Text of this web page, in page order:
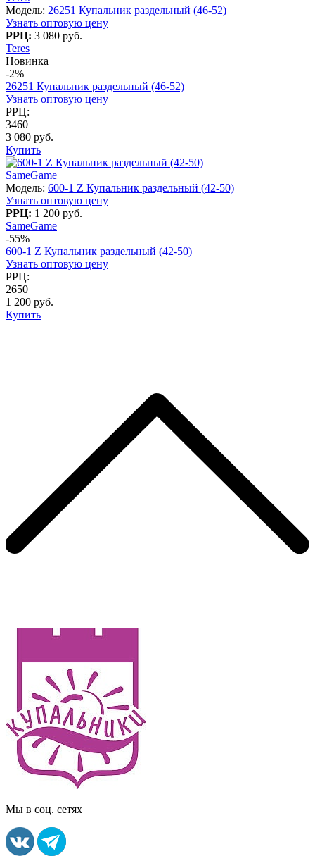
Модель: 26251 Купальник раздельный (46-52)
Узнать оптовую цену
РРЦ: 3 080 руб.
Teres
Новинка
-2%
26251 Купальник раздельный (46-52)
Узнать оптовую цену
РРЦ:
3460
3 080 руб.
Купить
SameGame
Модель: 600-1 Z Купальник раздельный (42-50)
Узнать оптовую цену
РРЦ: 1 200 руб.
SameGame
-55%
600-1 Z Купальник раздельный (42-50)
Узнать оптовую цену
РРЦ:
2650
1 200 руб.
Купить
Мы в соц. сетях